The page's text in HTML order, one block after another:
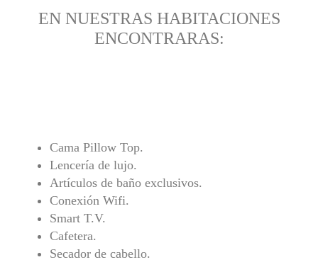
EN NUESTRAS HABITACIONES
ENCONTRARAS:
Cama Pillow Top.
Lencería de lujo.
Artículos de baño exclusivos.
Conexión Wifi.
Smart T.V.
Cafetera.
Secador de cabello.